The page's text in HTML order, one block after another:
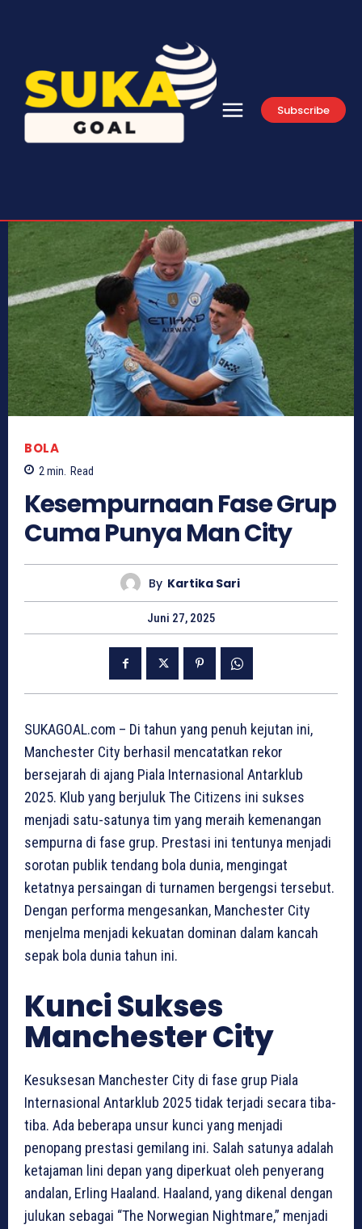
Subscribe
BOLA
2min. Read
Kesempurnaan Fase Grup
Cuma Punya Man City
By Kartika Sari
Juni 27, 2025
SUKAGOAL.com – Di tahun yang penuh kejutan ini,
Manchester City berhasil mencatatkan rekor
bersejarah di ajang Piala Internasional Antarklub
2025. Klub yang berjuluk The Citizens ini sukses
menjadi satu-satunya tim yang meraih kemenangan
sempurna di fase grup. Prestasi ini tentunya menjadi
sorotan publik tendang bola dunia, mengingat
ketatnya persaingan di turnamen bergengsi tersebut.
Dengan performa mengesankan, Manchester City
menjelma menjadi kekuatan dominan dalam kancah
sepak bola dunia tahun ini.
Kunci Sukses
Manchester City
Kesuksesan Manchester City di fase grup Piala
Internasional Antarklub 2025 tidak terjadi secara tiba-
tiba. Ada beberapa unsur kunci yang menjadi
penopang prestasi gemilang ini. Salah satunya adalah
ketajaman lini depan yang diperkuat oleh penyerang
andalan, Erling Haaland. Haaland, yang dikenal dengan
julukan sebagai “The Norwegian Nightmare,” menjadi